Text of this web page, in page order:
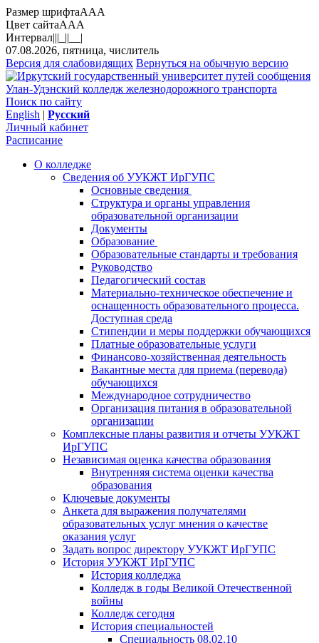
Размер шрифтаAAA
Цвет сайтаAAA
Интервал|||_||__|
07.08.2026, пятница, числитель
Версия для слабовидящих Вернуться на обычную версию
Улан-Удэнский колледж железнодорожного транспорта
Поиск по сайту
English | Русский
Личный кабинет
Расписание
О колледже
Сведения об УУКЖТ ИрГУПС
Основные сведения
Структура и органы управления
образовательной организации
Документы
Образование
Образовательные стандарты и требования
Руководство
Педагогический состав
Материально-техническое обеспечение и
оснащенность образовательного процесса.
Доступная среда
Стипендии и меры поддержки обучающихся
Платные образовательные услуги
Финансово-хозяйственная деятельность
Вакантные места для приема (перевода)
обучающихся
Международное сотрудничество
Организация питания в образовательной
организации
Комплексные планы развития и отчеты УУКЖТ
ИрГУПС
Независимая оценка качества образования
Внутренняя система оценки качества
образования
Ключевые документы
Анкета для выражения получателями
образовательных услуг мнения о качестве
оказания услуг
Задать вопрос директору УУКЖТ ИрГУПС
История УУКЖТ ИрГУПС
История колледжа
Колледж в годы Великой Отечественной
войны
Колледж сегодня
История специальностей
Специальность 08.02.10